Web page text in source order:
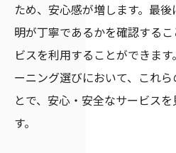
ため、安心感が増します。最
明が丁寧であるかを確認する
ビスを利用することができま
ーニング選びにおいて、これ
とで、安心・安全なサービス
す。